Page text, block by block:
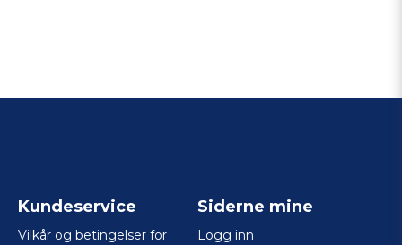
Kundeservice
Vilkår og betingelser for
Siderne mine
Logg inn